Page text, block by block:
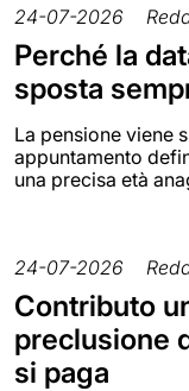
24-07-2026
Perché la
sposta
La pensione viene
appuntamento
una precisa età
24-07-2026
Contributo
preclusione
si paga